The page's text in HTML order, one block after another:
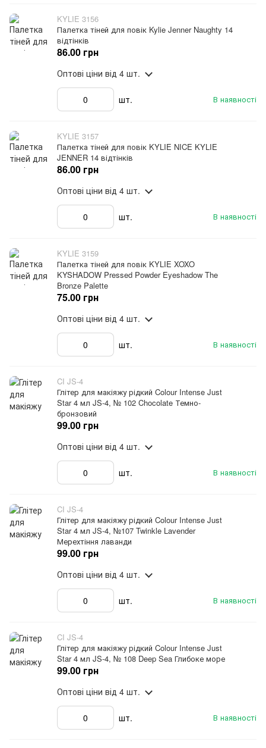
KYLIE 3156
Палетка тіней для повік Kylie Jenner Naughty 14
відтінків
В наявності
86.00 грн
Оптові ціни від 4 шт.
шт.
KYLIE 3157
Палетка тіней для повік KYLIE NICE KYLIE
JENNER 14 відтінків
В наявності
86.00 грн
Оптові ціни від 4 шт.
шт.
KYLIE 3159
Палетка тіней для повік KYLIE XOXO
KYSHADOW Pressed Powder Eyeshadow The
Bronze Palette
В наявності
75.00 грн
Оптові ціни від 4 шт.
шт.
CI JS-4
Глітер для макіяжу рідкий Colour Intense Just
Star 4 мл JS-4, № 102 Chocolate Темно-
бронзовий
В наявності
99.00 грн
Оптові ціни від 4 шт.
шт.
CI JS-4
Глітер для макіяжу рідкий Colour Intense Just
Star 4 мл JS-4, №107 Twinkle Lavender
Мерехтіння лаванди
В наявності
99.00 грн
Оптові ціни від 4 шт.
шт.
CI JS-4
Глітер для макіяжу рідкий Colour Intense Just
Star 4 мл JS-4, № 108 Deep Sea Глибоке море
В наявності
99.00 грн
Оптові ціни від 4 шт.
шт.